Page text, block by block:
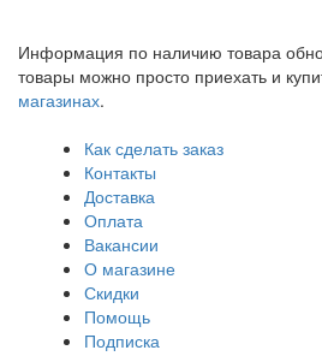
Информация по наличию товара
товары можно просто приехать и
магазинах.
Как сделать заказ
Контакты
Доставка
Оплата
Вакансии
О магазине
Скидки
Помощь
Подписка